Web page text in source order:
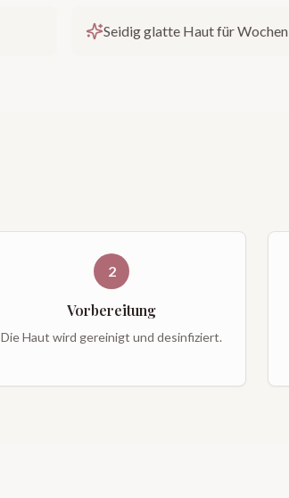
Seidig glatte Haut für Wochen
2
Vorbereitung
Die Haut wird gereinigt und desinfiziert.